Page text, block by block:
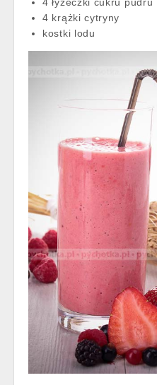
4 krążki cytryny
kostki lodu